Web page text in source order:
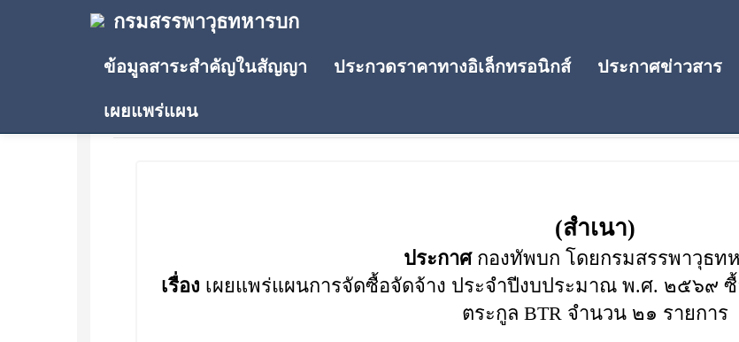
กรมสรรพาวุธทหารบก
ข้อมูลสาระสำคัญในสัญญา ประกวดราคาทางอิเล็กทรอนิกส์ ประกาศข่าวสาร
เผยแพร่แผน
ประกาศเผยแพร่แผน
(สำเนา)
ประกาศกองทัพบก โดยกรมสรรพาวุธท
เรื่อง เผยแพร่แผนการจัดซื้อจัดจ้าง ประจำปีงบประมาณ พ.ศ. ๒๕๖๙
ตระกูล BTR จำนวน ๒๑ รายการ